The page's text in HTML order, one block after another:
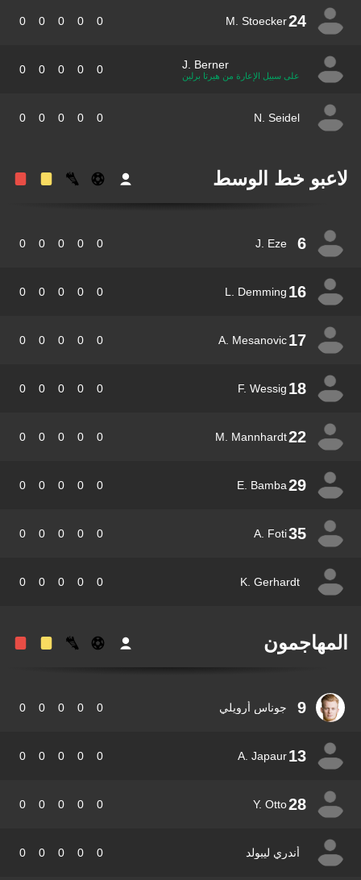
24
M. Stoecker
0
0
0
0
J. Berner
على سبيل الإعارة من هيرتا برلين 0
0
0
0
N. Seidel
0
0
0
0
خط الوسط
6
J. Eze
0
0
0
0
16
L. Demming
0
0
0
0
17
A. Mesanovic
0
0
0
0
18
F. Wessig
0
0
0
0
22
M. Mannhardt
0
0
0
0
29
E. Bamba
0
0
0
0
35
A. Foti
0
0
0
0
K. Gerhardt
0
0
0
0
9 جوناس أرويلي 0
0
0
0
13
A. Japaur
0
0
0
0
28
Y. Otto
0
0
0
0
أندري ليبولد 0
0
0
0